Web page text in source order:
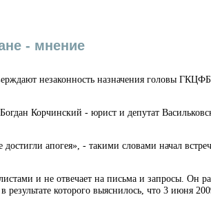
облігація відсоткова електронна іменна
- мнение
незаконность назначения головы
Корчинский - юрист и депутат
апогея», - такими словами начал
и не отвечает на письма и запросы. Он
которого выяснилось, что 3 июня